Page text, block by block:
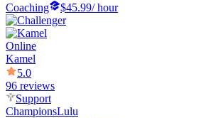
Coaching
$45.99/ hour
Online
Kamel
5.0
96 reviews
Support
ChampionsLulu